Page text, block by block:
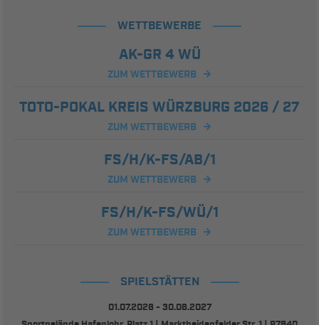
WETTBEWERBE
AK-GR 4 WÜ
ZUM WETTBEWERB
TOTO-POKAL KREIS WÜRZBURG 2026 / 27
ZUM WETTBEWERB
FS/H/K-FS/AB/1
ZUM WETTBEWERB
FS/H/K-FS/WÜ/1
ZUM WETTBEWERB
SPIELSTÄTTEN
01.07.2026 - 30.06.2027